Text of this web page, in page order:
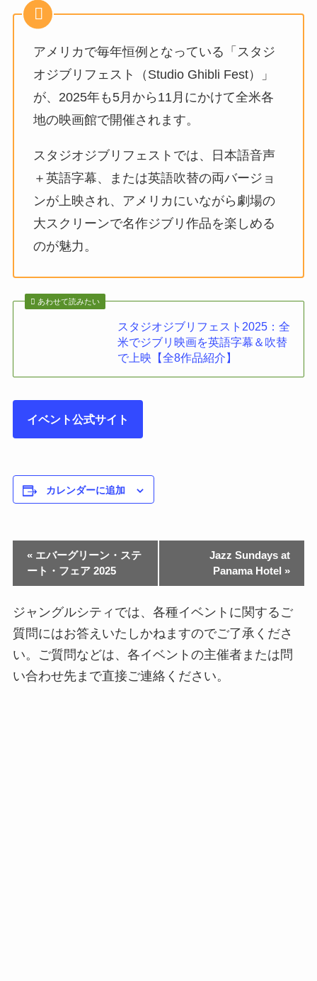
アメリカで毎年恒例となっている「スタジ
オジブリフェスト（Studio Ghibli Fest）」
が、2025年も5月から11月にかけて全米各
地の映画館で開催されます。
スタジオジブリフェストでは、日本語音声
＋英語字幕、または英語吹替の両バージョ
ンが上映され、アメリカにいながら劇場の
大スクリーンで名作ジブリ作品を楽しめる
のが魅力。
あわせて読みたい
スタジオジブリフェスト2025：全
米でジブリ映画を英語字幕＆吹替
で上映【全8作品紹介】
イベント公式サイト
カレンダーに追加
«エバーグリーン・ステ
ート・フェア 2025
Jazz Sundays at
Panama Hotel »
ジャングルシティでは、各種イベントに関するご
質問にはお答えいたしかねますのでご了承くださ
い。ご質問などは、各イベントの主催者または問
い合わせ先まで直接ご連絡ください。